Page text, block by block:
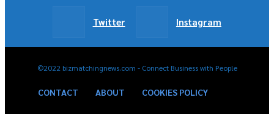
Twitter Instagram
©2022 bizmatchingnews.com - Connect Business with People
CONTACT ABOUT COOKIES POLICY